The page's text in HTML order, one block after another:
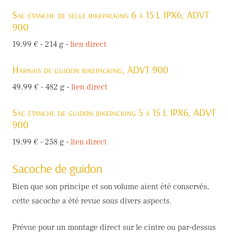
Sac étanche de selle bikepacking 6 à 15 L IPX6, ADVT
900
19,99 € - 214 g - lien direct
Harnais de guidon bikepacking, ADVT 900
49,99 € - 482 g - lien direct
Sac étanche de guidon bikepacking 5 à 15 L IPX6, ADVT
900
19,99 € - 258 g - lien direct
Sacoche de guidon
Bien que son principe et son volume aient été conservés,
cette sacoche a été revue sous divers aspects.
Prévue pour un montage direct sur le cintre ou par-dessus